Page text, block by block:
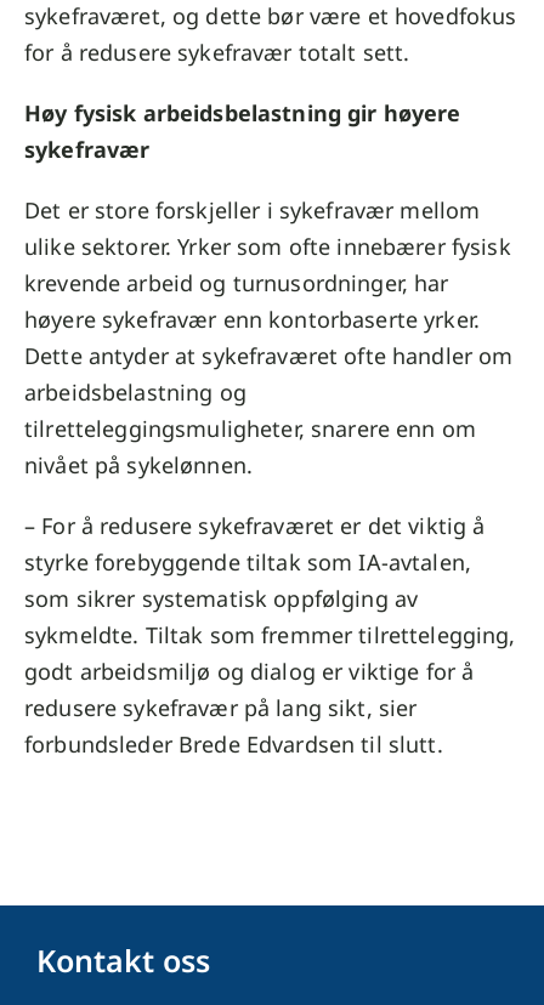
sykefraværet, og dette bør være et hovedfokus
for å redusere sykefravær totalt sett.
Høy fysisk arbeidsbelastning gir høyere
sykefravær
Det er store forskjeller i sykefravær mellom
ulike sektorer. Yrker som ofte innebærer fysisk
krevende arbeid og turnusordninger, har
høyere sykefravær enn kontorbaserte yrker.
Dette antyder at sykefraværet ofte handler om
arbeidsbelastning og
tilretteleggingsmuligheter, snarere enn om
nivået på sykelønnen.
– For å redusere sykefraværet er det viktig å
styrke forebyggende tiltak som IA-avtalen,
som sikrer systematisk oppfølging av
sykmeldte. Tiltak som fremmer tilrettelegging,
godt arbeidsmiljø og dialog er viktige for å
redusere sykefravær på lang sikt, sier
forbundsleder Brede Edvardsen til slutt.
Kontakt oss